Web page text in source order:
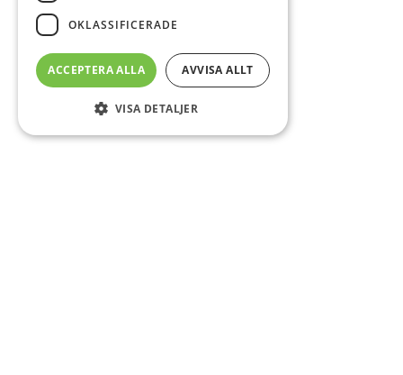
OKLASSIFICERADE
ACCEPTERA ALLA AVVISA ALLT
VISA DETALJER